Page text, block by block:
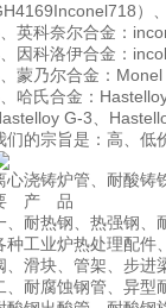
）
英科奈尔合金：
因科洛伊合金：
蒙乃尔合金：
哈氏合金：
G-3、
们的宗旨是：高、低
心浇铸炉管、耐酸
产 品
、耐热钢、热强钢、
种工业炉热处理配件
、滑块、管架、步进
、耐腐蚀钢管、异型